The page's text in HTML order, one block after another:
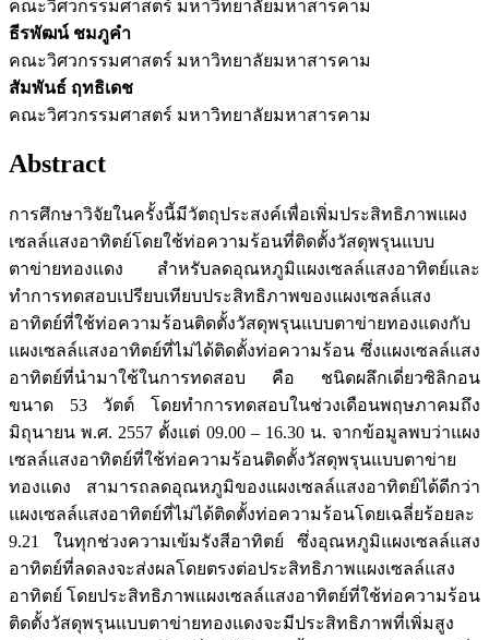
คณะวิศวกรรมศาสตร์ มหาวิทยาลัยมหาสารคาม
ธีรพัฒน์ ชมภูคำ
คณะวิศวกรรมศาสตร์ มหาวิทยาลัยมหาสารคาม
สัมพันธ์ ฤทธิเดช
คณะวิศวกรรมศาสตร์ มหาวิทยาลัยมหาสารคาม
Abstract
การศึกษาวิจัยในครั้งนี้มีวัตถุประสงค์เพื่อเพิ่มประสิทธิภาพแผง
เซลล์แสงอาทิตย์โดยใช้ท่อความร้อนที่ติดตั้งวัสดุพรุนแบบ
ตาข่ายทองแดง สำหรับลดอุณหภูมิแผงเซลล์แสงอาทิตย์และ
ทำการทดสอบเปรียบเทียบประสิทธิภาพของแผงเซลล์แสง
อาทิตย์ที่ใช้ท่อความร้อนติดตั้งวัสดุพรุนแบบตาข่ายทองแดงกับ
แผงเซลล์แสงอาทิตย์ที่ไม่ได้ติดตั้งท่อความร้อน ซึ่งแผงเซลล์แสง
อาทิตย์ที่นำมาใช้ในการทดสอบ คือ ชนิดผลึกเดี่ยวซิลิกอน
ขนาด 53 วัตต์ โดยทำการทดสอบในช่วงเดือนพฤษภาคมถึง
มิถุนายน พ.ศ. 2557 ตั้งแต่ 09.00 – 16.30 น. จากข้อมูลพบว่าแผง
เซลล์แสงอาทิตย์ที่ใช้ท่อความร้อนติดตั้งวัสดุพรุนแบบตาข่าย
ทองแดง สามารถลดอุณหภูมิของแผงเซลล์แสงอาทิตย์ได้ดีกว่า
แผงเซลล์แสงอาทิตย์ที่ไม่ได้ติดตั้งท่อความร้อนโดยเฉลี่ยร้อยละ
9.21 ในทุกช่วงความเข้มรังสีอาทิตย์ ซึ่งอุณหภูมิแผงเซลล์แสง
อาทิตย์ที่ลดลงจะส่งผลโดยตรงต่อประสิทธิภาพแผงเซลล์แสง
อาทิตย์ โดยประสิทธิภาพแผงเซลล์แสงอาทิตย์ที่ใช้ท่อความร้อน
ติดตั้งวัสดุพรุนแบบตาข่ายทองแดงจะมีประสิทธิภาพที่เพิ่มสูง